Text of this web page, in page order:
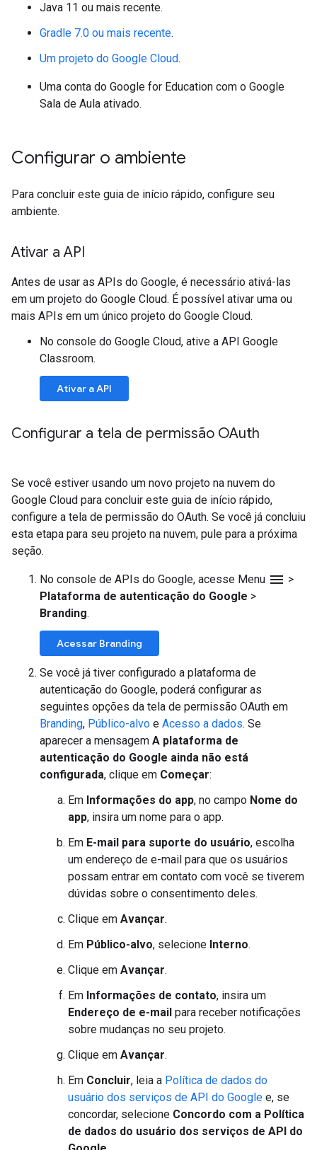
Java 11 ou mais recente.
Gradle 7.0 ou mais recente.
Um projeto do Google Cloud.
Uma conta do Google for Education com o Google
Sala de Aula ativado.
Configurar o ambiente
Para concluir este guia de início rápido, configure seu
ambiente.
Ativar a API
Antes de usar as APIs do Google, é necessário ativá-las
em um projeto do Google Cloud. É possível ativar uma ou
mais APIs em um único projeto do Google Cloud.
No console do Google Cloud, ative a API Google
Classroom.
Ativar a API
Configurar a tela de permissão OAuth
Se você estiver usando um novo projeto na nuvem do
Google Cloud para concluir este guia de início rápido,
configure a tela de permissão do OAuth. Se você já concluiu
esta etapa para seu projeto na nuvem, pule para a próxima
seção.
No console de APIs do Google, acesse Menu menu >
Plataforma de autenticação do Google >
Branding.
Acessar Branding
Se você já tiver configurado a plataforma de
autenticação do Google, poderá configurar as
seguintes opções da tela de permissão OAuth em
Branding, Público-alvo e Acesso a dados. Se
aparecer a mensagem A plataforma de
autenticação do Google ainda não está
configurada, clique em Começar:
Em Informações do app, no campo Nome do
app, insira um nome para o app.
Em E-mail para suporte do usuário, escolha
um endereço de e-mail para que os usuários
possam entrar em contato com você se tiverem
dúvidas sobre o consentimento deles.
Clique em Avançar.
Em Público-alvo, selecione Interno.
Clique em Avançar.
Em Informações de contato, insira um
Endereço de e-mail para receber notificações
sobre mudanças no seu projeto.
Clique em Avançar.
Em Concluir, leia a Política de dados do
usuário dos serviços de API do Google e, se
concordar, selecione Concordo com a Política
de dados do usuário dos serviços de API do